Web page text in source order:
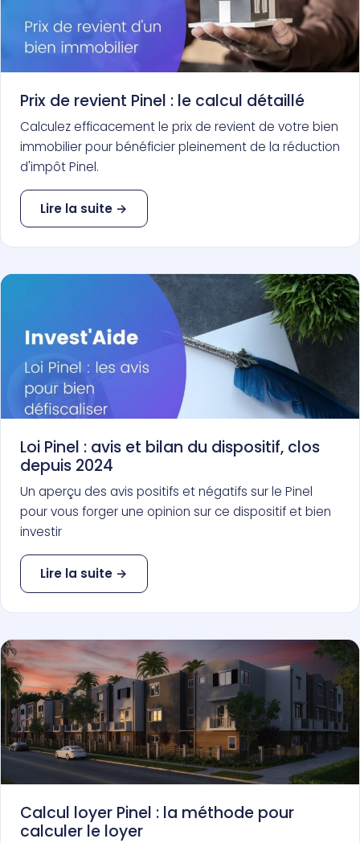
Prix de revient Pinel : le calcul détaillé
Calculez efficacement le prix de revient de votre bien
immobilier pour bénéficier pleinement de la réduction
d'impôt Pinel.
Lire la suite →
Loi Pinel : avis et bilan du dispositif, clos
depuis 2024
Un aperçu des avis positifs et négatifs sur le Pinel
pour vous forger une opinion sur ce dispositif et bien
investir
Lire la suite →
Calcul loyer Pinel : la méthode pour
calculer le loyer